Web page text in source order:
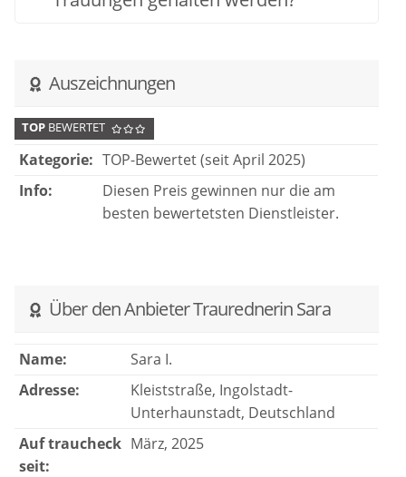
Auszeichnungen
TOP BEWERTET
Kategorie: TOP-Bewertet (seit April 2025)
Info:
Diesen Preis gewinnen nur die am
besten bewertetsten Dienstleister.
Über den Anbieter Traurednerin Sara
Name:
Sara I.
Adresse:
Kleiststraße, Ingolstadt-
Unterhaunstadt, Deutschland
Auf traucheck
seit:
März, 2025